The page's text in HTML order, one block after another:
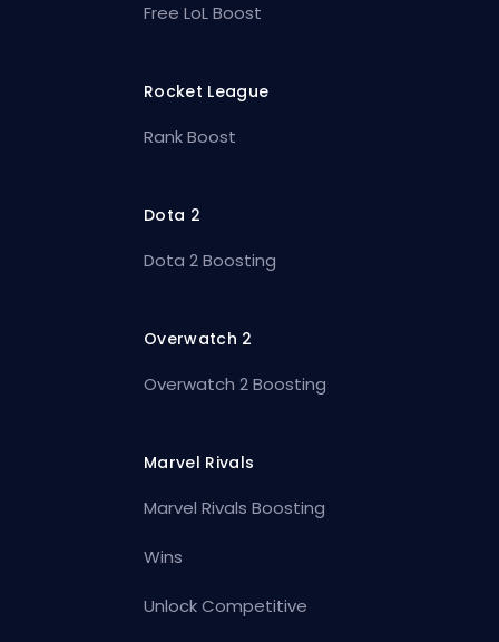
Free LoL Boost
Rocket League
Rank Boost
Dota 2
Dota 2 Boosting
Overwatch 2
Overwatch 2 Boosting
Marvel Rivals
Marvel Rivals Boosting
Wins
Unlock Competitive